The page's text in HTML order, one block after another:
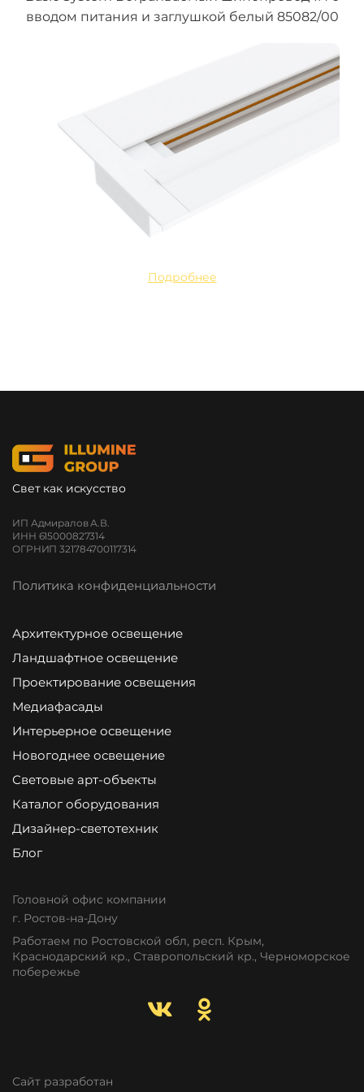
вводом питания и заглушкой белый 85082/00
Подробнее
Свет как искусство
ИП Адмиралов А.В.
ИНН 615000827314
ОГРНИП 321784700117314
Политика конфиденциальности
Архитектурное освещение
Ландшафтное освещение
Проектирование освещения
Медиафасады
Интерьерное освещение
Новогоднее освещение
Световые арт-объекты
Каталог оборудования
Дизайнер-светотехник
Блог
Головной офис компании
г. Ростов-на-Дону
Работаем по Ростовской обл, респ. Крым,
Краснодарский кр., Ставропольский кр., Черноморское
побережье
Сайт разработан